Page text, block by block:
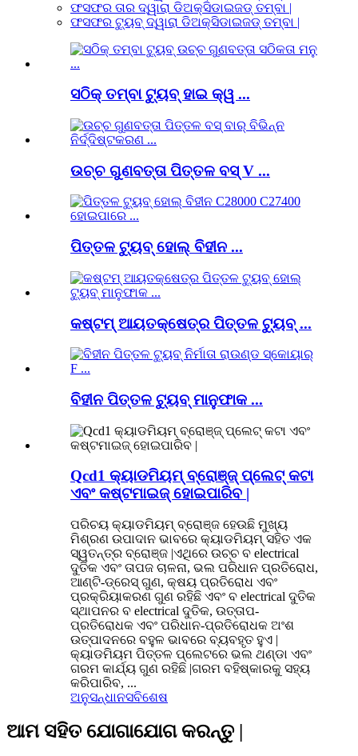
ଫସଫର ତାର ଦ୍ୱାରା ଡିଅକ୍ସିଡାଇଜଡ୍ ତମ୍ବା |
ଫସଫର ଟ୍ୟୁବ୍ ଦ୍ୱାରା ଡିଅକ୍ସିଡାଇଜଡ୍ ତମ୍ବା |
ସଠିକ୍ ତମ୍ବା ଟ୍ୟୁବ୍ ହାଇ କ୍ୱ ...
ଉଚ୍ଚ ଗୁଣବତ୍ତା ପିତ୍ତଳ ବସ୍ V ...
ପିତ୍ତଳ ଟ୍ୟୁବ୍ ହୋଲ୍ ବିହୀନ ...
କଷ୍ଟମ୍ ଆୟତକ୍ଷେତ୍ର ପିତ୍ତଳ ଟ୍ୟୁବ୍ ...
ବିହୀନ ପିତ୍ତଳ ଟ୍ୟୁବ୍ ମାନୁଫାକ ...
Qcd1 କ୍ୟାଡମିୟମ୍ ବ୍ରୋଞ୍ଜ୍ ପ୍ଲେଟ୍ କଟା
ଏବଂ କଷ୍ଟମାଇଜ୍ ହୋଇପାରିବ |
ପରିଚୟ କ୍ୟାଡମିୟମ୍ ବ୍ରୋଞ୍ଜ ହେଉଛି ମୁଖ୍ୟ
ମିଶ୍ରଣ ଉପାଦାନ ଭାବରେ କ୍ୟାଡମିୟମ୍ ସହିତ ଏକ
ସ୍ୱତନ୍ତ୍ର ବ୍ରୋଞ୍ଜ |ଏଥିରେ ଉଚ୍ଚ ବ electrical
ଦୁତିକ ଏବଂ ତାପଜ ଚାଳନା, ଭଲ ପରିଧାନ ପ୍ରତିରୋଧ,
ଆଣ୍ଟି-ଡ୍ରେସ୍ ଗୁଣ, କ୍ଷୟ ପ୍ରତିରୋଧ ଏବଂ
ପ୍ରକ୍ରିୟାକରଣ ଗୁଣ ରହିଛି ଏବଂ ବ electrical ଦୁତିକ
ସ୍ଥାପନର ବ electrical ଦୁତିକ, ଉତ୍ତାପ-
ପ୍ରତିରୋଧକ ଏବଂ ପରିଧାନ-ପ୍ରତିରୋଧକ ଅଂଶ
ଉତ୍ପାଦନରେ ବହୁଳ ଭାବରେ ବ୍ୟବହୃତ ହୁଏ |
କ୍ୟାଡମିୟମ ପିତ୍ତଳ ପ୍ଲେଟରେ ଭଲ ଥଣ୍ଡା ଏବଂ
ଗରମ କାର୍ଯ୍ୟ ଗୁଣ ରହିଛି |ଗରମ ବହିଷ୍କାରକୁ ସହ୍ୟ
କରିପାରିବ, ...
ଅନୁସନ୍ଧାନସବିଶେଷ
ଆମ ସହିତ ଯୋଗାଯୋଗ କରନ୍ତୁ |